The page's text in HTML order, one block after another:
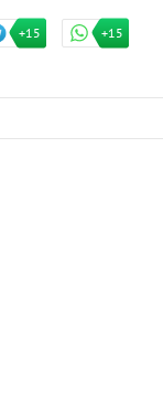
+15 +15